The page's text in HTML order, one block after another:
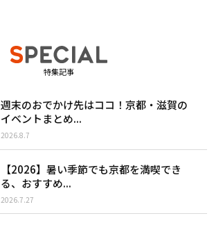
特集記事
週末のおでかけ先はココ！京都・滋賀の
イベントまとめ...
2026.8.7
【2026】暑い季節でも京都を満喫でき
る、おすすめ...
2026.7.27